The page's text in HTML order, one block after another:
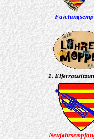
1.